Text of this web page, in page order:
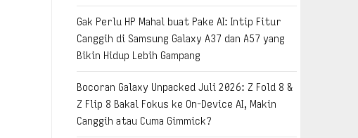
Gak Perlu HP Mahal buat Pake AI: Intip Fitur
Canggih di Samsung Galaxy A37 dan A57 yang
Bikin Hidup Lebih Gampang
Bocoran Galaxy Unpacked Juli 2026: Z Fold 8 &
Z Flip 8 Bakal Fokus ke On-Device AI, Makin
Canggih atau Cuma Gimmick?